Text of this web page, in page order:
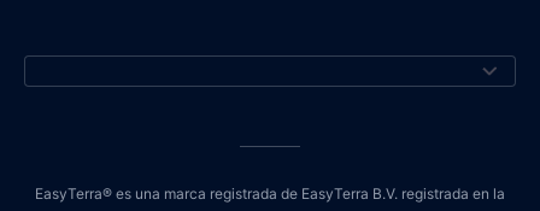
EasyTerra® es una marca registrada de EasyTerra B.V. registrada en la